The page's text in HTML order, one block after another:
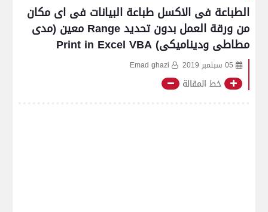
الطباعة فى الاكسل طباعة البيانات فى اى مكان
من ورقة العمل بدون تحديد Range معين (مدى
مطاطى وديناميكى) Print in Excel VBA
05 سبتمبر 2019 Emad ghazi
خط المقالة